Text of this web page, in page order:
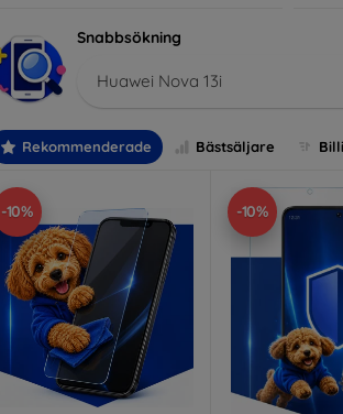
Snabbsökning
Huawei Nova 13i
Rekommenderade Bästsäljare
-10% -10%